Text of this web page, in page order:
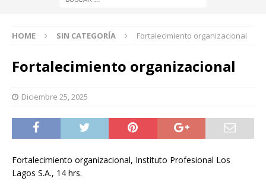
HOME SIN CATEGORÍA Fortalecimiento organizacional
Fortalecimiento organizacional
Diciembre 25, 2025
Fortalecimiento organizacional, Instituto Profesional Los
Lagos S.A., 14 hrs.